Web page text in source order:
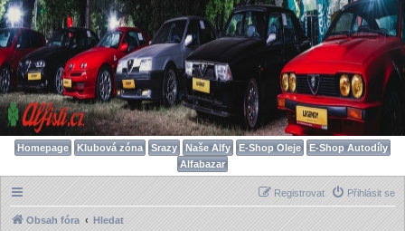
Homepage Klubová zóna Srazy Naše Alfy E-Shop Oleje
E-Shop Autodíly
Alfabazar
Přihlásit se
Registrovat
Obsah fóra Hledat